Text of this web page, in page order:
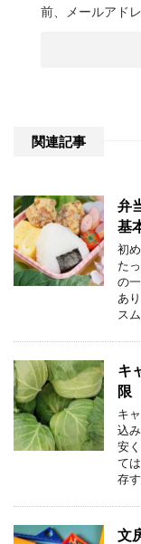
前、メールアド
関連記事
弁
基
初
た
の
あ
ス
キ
限
キ
込
安
て
存
文